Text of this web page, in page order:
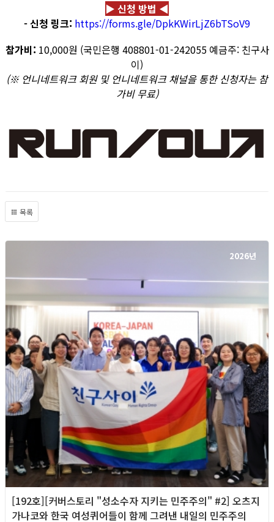
▶ 신청 방법 ◀
- 신청 링크: https://forms.gle/DpkKWirLjZ6bTSoV9
참가비: 10,000원 (국민은행 408801-01-242055 예금주: 친구사
이)
(※ 언니네트워크 회원 및 언니네트워크 채널을 통한 신청자는 참
가비 무료)
목록
2026년
[192호][커버스토리 "성소수자 지키는 민주주의" #2] 오츠지
가나코와 한국 여성퀴어들이 함께 그려낸 내일의 민주주의